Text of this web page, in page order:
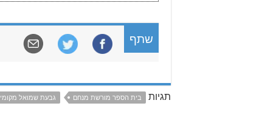
שתף
תגיות בית הספר מורשת מנחם גבעת שמואל מקומי